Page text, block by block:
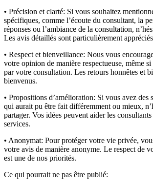
• Précision et clarté: Si vous souhaitez
spécifiques, comme l’écoute du consultant, la
réponses ou l’ambiance de la consultation,
Les avis détaillés sont particulièrement
• Respect et bienveillance: Nous vous
votre opinion de manière respectueuse, même
par votre consultation. Les retours honnêtes et
bienvenus.
• Propositions d’amélioration: Si vous avez des
qui aurait pu être fait différemment ou mieux,
partager. Vos idées peuvent aider les
services.
• Anonymat: Pour protéger votre vie privée,
votre avis de manière anonyme. Le respect de
est une de nos priorités.
Ce qui pourrait ne pas être publié: